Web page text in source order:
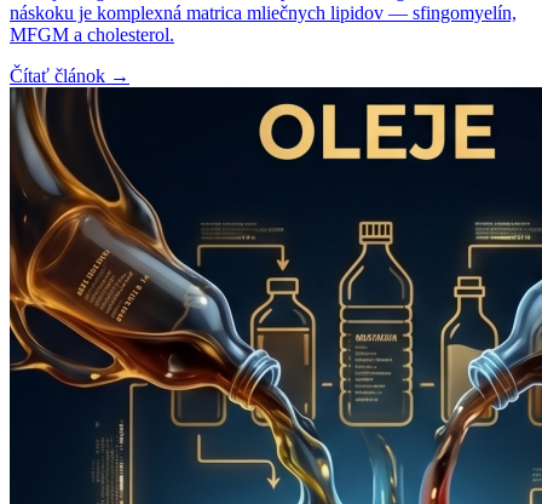
náskoku je komplexná matrica mliečnych lipidov — sfingomyelín,
MFGM a cholesterol.
Čítať článok →